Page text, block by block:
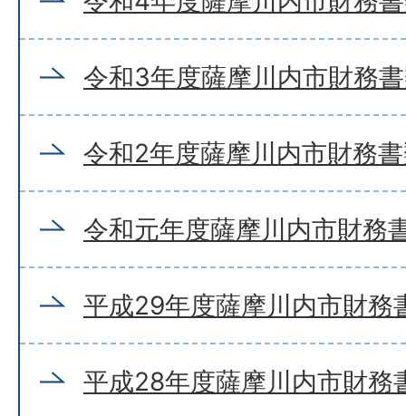
令和3年度薩摩川内市財務
令和2年度薩摩川内市財務
令和元年度薩摩川内市財務
平成29年度薩摩川内市財務
平成28年度薩摩川内市財務